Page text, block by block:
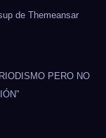
de Themeansar
PERO NO